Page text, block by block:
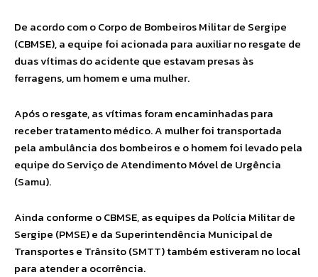
De acordo com o Corpo de Bombeiros Militar de Sergipe
(CBMSE), a equipe foi acionada para auxiliar no resgate de
duas vítimas do acidente que estavam presas às
ferragens, um homem e uma mulher.
Após o resgate, as vítimas foram encaminhadas para
receber tratamento médico. A mulher foi transportada
pela ambulância dos bombeiros e o homem foi levado pela
equipe do Serviço de Atendimento Móvel de Urgência
(Samu).
Ainda conforme o CBMSE, as equipes da Polícia Militar de
Sergipe (PMSE) e da Superintendência Municipal de
Transportes e Trânsito (SMTT) também estiveram no local
para atender a ocorrência.